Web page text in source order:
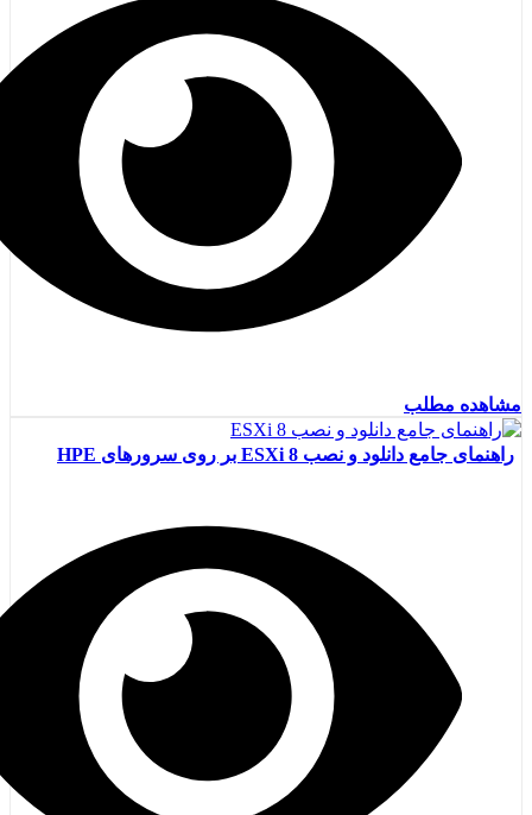
مشاهده مطلب
راهنمای جامع دانلود و نصب ESXi 8 بر روی سرورهای HPE